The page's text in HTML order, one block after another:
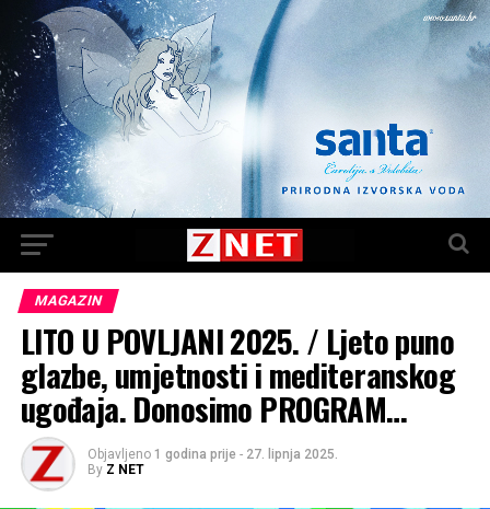
MAGAZIN
LITO U POVLJANI 2025. / Ljeto puno
glazbe, umjetnosti i mediteranskog
ugođaja. Donosimo PROGRAM…
Objavljeno 1 godina prije - 27. lipnja 2025.
By Z NET